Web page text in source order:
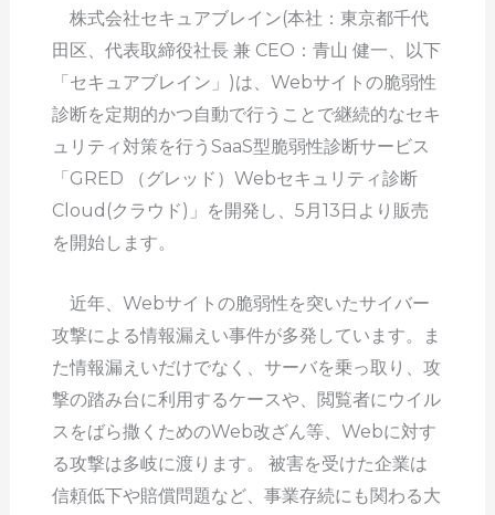
株式会社セキュアブレイン(本社：東京都千代
田区、代表取締役社長 兼 CEO：青山 健一、以下
「セキュアブレイン」)は、Webサイトの脆弱性
診断を定期的かつ自動で行うことで継続的なセキ
ュリティ対策を行うSaaS型脆弱性診断サービス
「GRED （グレッド）Webセキュリティ診断
Cloud(クラウド)」を開発し、5月13日より販売
を開始します。
近年、Webサイトの脆弱性を突いたサイバー
攻撃による情報漏えい事件が多発しています。ま
た情報漏えいだけでなく、サーバを乗っ取り、攻
撃の踏み台に利用するケースや、閲覧者にウイル
スをばら撒くためのWeb改ざん等、Webに対す
る攻撃は多岐に渡ります。 被害を受けた企業は
信頼低下や賠償問題など、事業存続にも関わる大